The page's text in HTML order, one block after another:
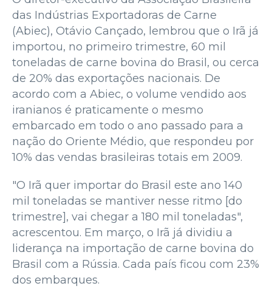
das Indústrias Exportadoras de Carne
(Abiec), Otávio Cançado, lembrou que o Irã já
importou, no primeiro trimestre, 60 mil
toneladas de carne bovina do Brasil, ou cerca
de 20% das exportações nacionais. De
acordo com a Abiec, o volume vendido aos
iranianos é praticamente o mesmo
embarcado em todo o ano passado para a
nação do Oriente Médio, que respondeu por
10% das vendas brasileiras totais em 2009.
"O Irã quer importar do Brasil este ano 140
mil toneladas se mantiver nesse ritmo [do
trimestre], vai chegar a 180 mil toneladas",
acrescentou. Em março, o Irã já dividiu a
liderança na importação de carne bovina do
Brasil com a Rússia. Cada país ficou com 23%
dos embarques.